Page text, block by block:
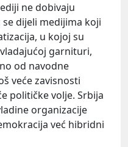
ne dobivaju
dijeli medijima koji
u kojoj su
garnituri,
od navodne
veće zavisnosti
političke volje. Srbija
organizacije
već hibridni